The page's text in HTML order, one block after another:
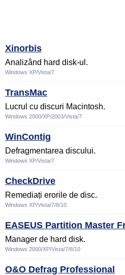
Xinorbis
Analizând hard disk-ul.
Windows XP/Vista/7
TransMac
Lucrul cu discuri Macintosh.
Windows 2000/XP/2003/Vista/7
WinContig
Defragmentarea discului.
Windows XP/Vista/7
CheckDrive
Remediați erorile de disc.
Windows XP/Vista/7/8/10
EASEUS Partition Master
Manager de hard disk.
Windows 2000/XP/Vista/7/8/10
O&O Defrag Professional